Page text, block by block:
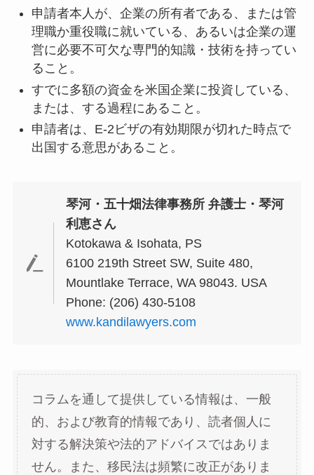
申請者本人が、企業の所有者である、または管
理職か重役職に就いている、あるいは企業の運
営に必要不可欠な専門的知識・技術を持ってい
ること。
すでに多額の資金を米国企業に投資している、
または、する過程にあること。
申請者は、E-2ビザの有効期限が切れた時点で
出国する意思があること。
琴河・五十畑法律事務所 弁護士・琴河
利恵さん
Kotokawa & Isohata, PS
6100 219th Street SW, Suite 480,
Mountlake Terrace, WA 98043. USA
Phone: (206) 430-5108
www.kandilawyers.com
コラムを通して提供している情報は、一般
的、および教育的情報であり、読者個人に
対する解決策や法的アドバイスではありま
せん。また、移民法は頻繁に改正がありま